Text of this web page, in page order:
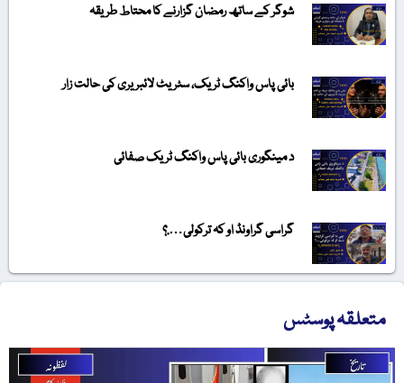
شوگر کے ساتھ رمضان گزارنے کا محتاط طریقہ
بائی پاس واکنگ ٹریک، سٹریٹ لائبریری کی حالت زار
د مینگوری بائی پاس واکنگ ٹریک صفائی
گراسی گراونڈ او کہ ترکولی….؟
متعلقہ پوسٹس